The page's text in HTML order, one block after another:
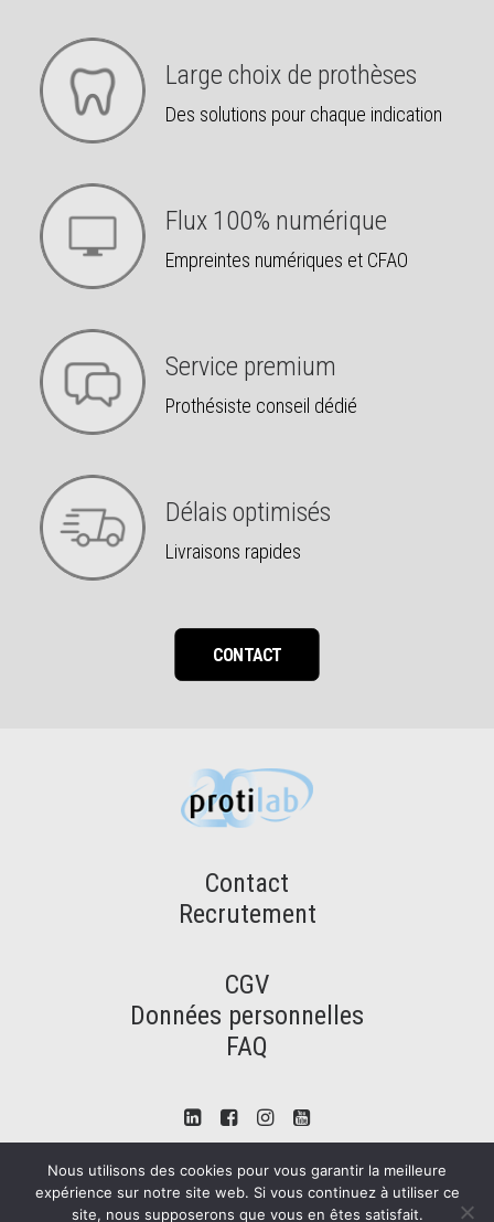
Large choix de prothèses
Des solutions pour chaque indication
Flux 100% numérique
Empreintes numériques et CFAO
Service premium
Prothésiste conseil dédié
Délais optimisés
Livraisons rapides
CONTACT
Contact
Recrutement
CGV
Données personnelles
FAQ
Nous utilisons des cookies pour vous garantir la meilleure
expérience sur notre site web. Si vous continuez à utiliser ce
site, nous supposerons que vous en êtes satisfait.